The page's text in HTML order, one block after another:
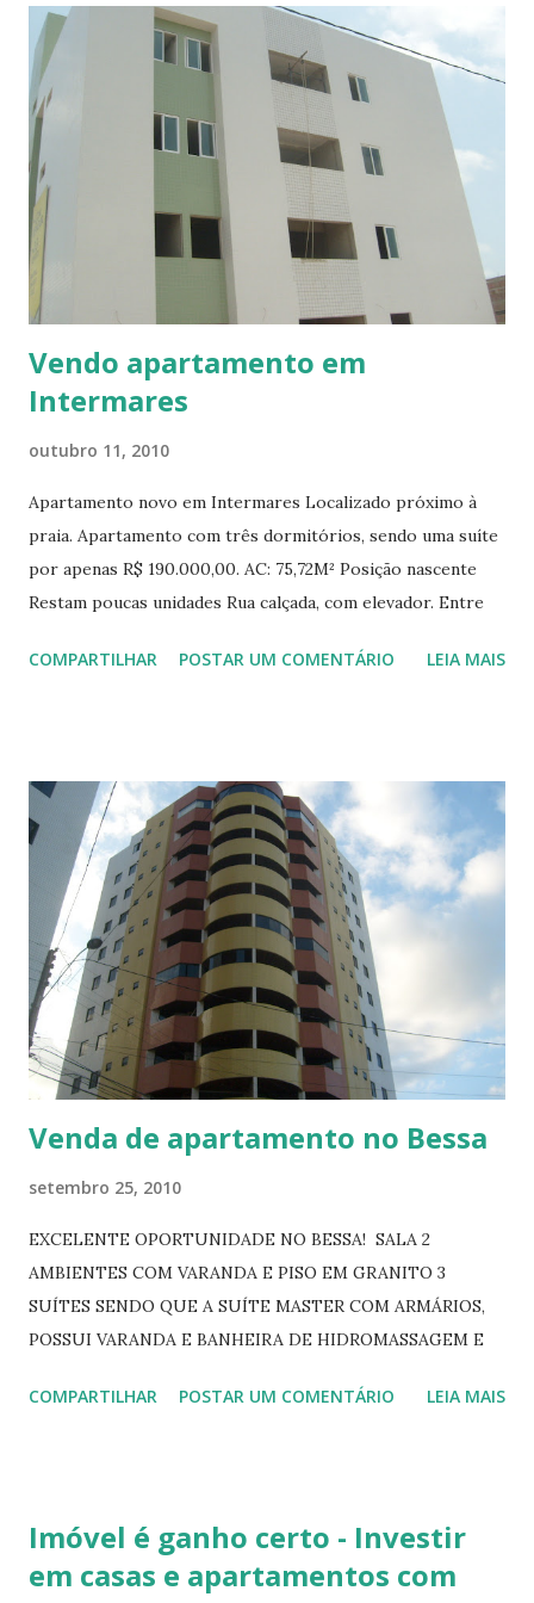
amp;amp;amp;amp;amp;amp;amp;amp;amp;amp;amp;amp;amp
;amp;amp;gt;&amp;amp;amp;amp;amp;amp;amp;amp;amp;amp
;amp;amp;amp;amp;lt;/p&amp;amp;amp;amp;amp;amp;amp;a
mp;amp;amp;amp;amp;amp;amp;gt;&amp;amp;amp;amp;amp;a
mp;amp;amp;amp;amp;lt;/p&amp;amp;amp;amp;amp;amp;am
p;amp;amp;amp;gt;
Vendo apartamento em
Intermares
outubro 11, 2010
Apartamento novo em Intermares Localizado próximo à
praia. Apartamento com três dormitórios, sendo uma suíte
por apenas R$ 190.000,00. AC: 75,72M² Posição nascente
Restam poucas unidades Rua calçada, com elevador. Entre
COMPARTILHAR POSTAR UM COMENTÁRIO LEIA MAIS
Venda de apartamento no Bessa
setembro 25, 2010
EXCELENTE OPORTUNIDADE NO BESSA! SALA 2
AMBIENTES COM VARANDA E PISO EM GRANITO 3
SUÍTES SENDO QUE A SUÍTE MASTER COM ARMÁRIOS,
POSSUI VARANDA E BANHEIRA DE HIDROMASSAGEM E
SERVIÇO DCE 2 VGS ELEVADOR PISCINA PLAY GROUND
340.000,00 MAIS FOTOS NO LINK:
http://www.gomesdesousaimoveis.com.br/imoveis.php?
COMPARTILHAR POSTAR UM COMENTÁRIO LEIA MAIS
Imóvel é ganho certo - Investir
em casas e apartamentos com